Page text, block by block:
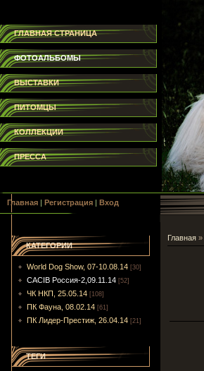
ГЛАВНАЯ СТРАНИЦА
ФОТОАЛЬБОМЫ
ВЫСТАВКИ
ПИТОМЦЫ
КОЛЛЕКЦИИ
ПРЕССА
Главная | Регистрация | Вход
КАТЕГОРИИ
World Dog Show, 07-10.08.14 [30]
CACIB Россия-2,09.11.14 [52]
ЧК НКП, 25.05.14 [108]
ПК Фауна, 08.02.14 [61]
ПК Лидер-Престиж, 26.04.14 [21]
ТЕГИ
Главная »